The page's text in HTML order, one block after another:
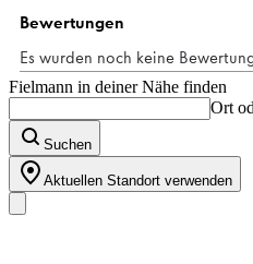
Bewertung
Fielmann in deiner Nähe finden
Ort
Suchen
Aktuellen Standort verwenden